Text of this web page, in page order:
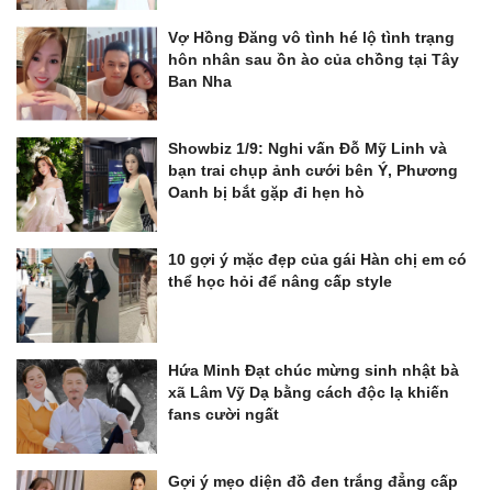
Vợ Hồng Đăng vô tình hé lộ tình trạng
hôn nhân sau ồn ào của chồng tại Tây
Ban Nha
Showbiz 1/9: Nghi vấn Đỗ Mỹ Linh và
bạn trai chụp ảnh cưới bên Ý, Phương
Oanh bị bắt gặp đi hẹn hò
10 gợi ý mặc đẹp của gái Hàn chị em có
thể học hỏi để nâng cấp style
Hứa Minh Đạt chúc mừng sinh nhật bà
xã Lâm Vỹ Dạ bằng cách độc lạ khiến
fans cười ngất
Gợi ý mẹo diện đồ đen trắng đẳng cấp